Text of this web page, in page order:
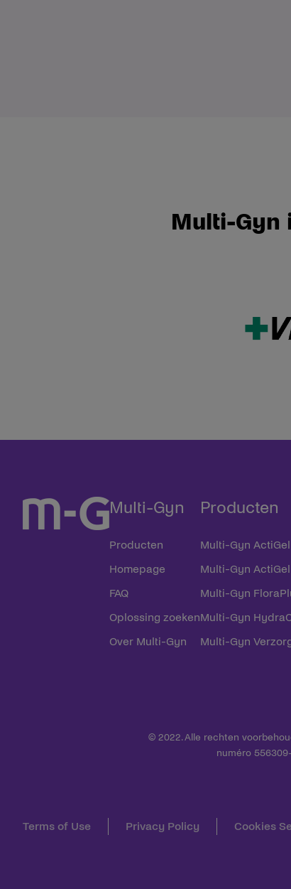
Multi-Gyn
Multi-Gyn
Producten
Homepage
FAQ
Oplossing zoeken
Over Multi-Gyn
Producten
Multi-Gyn ActiGel
Multi-Gyn ActiGel
Multi-Gyn
Multi-Gyn
Multi-Gyn
© 2022. Alle rechten
numéro
Terms of Use Privacy Policy Cookies